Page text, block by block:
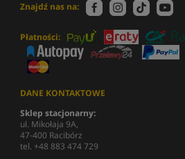
Znajdź nas na:
Płatności:
DANE KONTAKTOWE
Sklep stacjonarny:
ul. Mikołaja 9A,
47-400 Racibórz
tel. +48 883 474 729